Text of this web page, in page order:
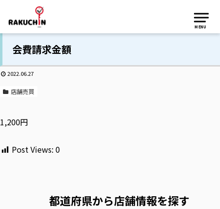
MENU
会費請求金額
2022.06.27
店舗売買
1,200円
Post Views: 0
都道府県から店舗情報を探す